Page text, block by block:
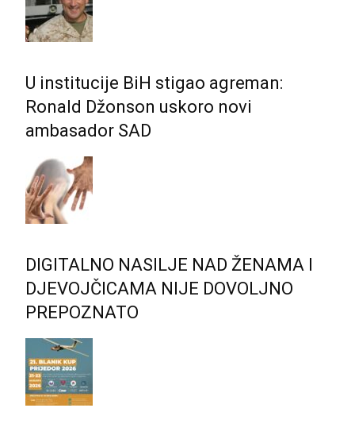
U institucije BiH stigao agreman:
Ronald Džonson uskoro novi
ambasador SAD
DIGITALNO NASILJE NAD ŽENAMA I
DJEVOJČICAMA NIJE DOVOLJNO
PREPOZNATO